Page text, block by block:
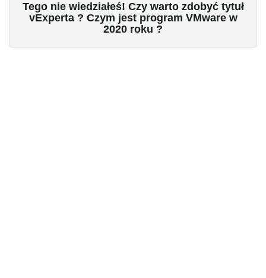
Tego nie wiedziałeś! Czy warto zdobyć tytuł
vExperta ? Czym jest program VMware w
2020 roku ?